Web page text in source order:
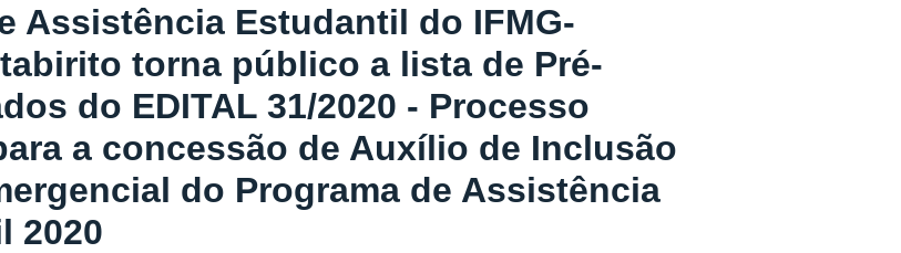
Assistência Estudantil do IFMG-
torna público a lista de Pré-
do EDITAL 31/2020 - Processo
a concessão de Auxílio de Inclusão
do Programa de Assistência
2020